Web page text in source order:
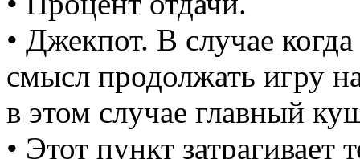
• Джекпот. В случае
смысл продолжать игру
в этом случае главный
• Этот пункт